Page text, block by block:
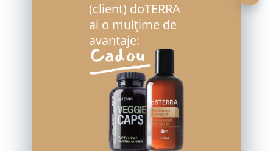
(client) doTERRA
ai o mulțime de
avantaje: